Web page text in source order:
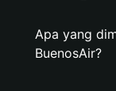
Apa yang
BuenosAir?